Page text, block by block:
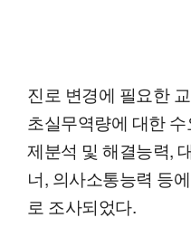
진로 변경에 필요한
초실무역량에 대한
제분석 및 해결능력,
너, 의사소통능력 등
로 조사되었다.